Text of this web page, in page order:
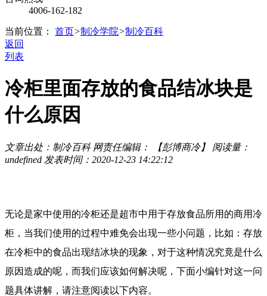
4006-162-182
当前位置： 首页>制冷学院>制冷百科
返回
列表
冷柜里面存放的食品结冰块是
什么原因
文章出处：制冷百科 网责任编辑： 【彭博商冷】 阅读量：
undefined 发表时间：2020-12-23 14:22:12
无论是家中使用的冷柜还是超市中用于存放食品所用的商用冷
柜，当我们使用的过程中难免会出现一些小问题，比如：存放
在冷柜中的食品出现结冰块的现象，对于这种情况究竟是什么
原因造成的呢，而我们应该如何解决呢，下面小编针对这一问
题具体讲解，请注意阅读以下内容。